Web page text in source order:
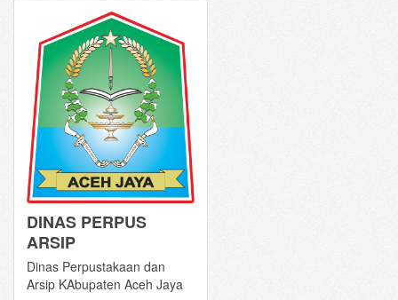
DINAS PERPUS
ARSIP
Dinas Perpustakaan dan
Arsip KAbupaten Aceh Jaya